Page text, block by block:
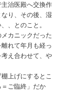
治医殿へ交換作
り、その後、湿
、とのこと。
カニックだった
れて年月も経っ
え合わせて、や
上げにするとこ
ご臨終」だか